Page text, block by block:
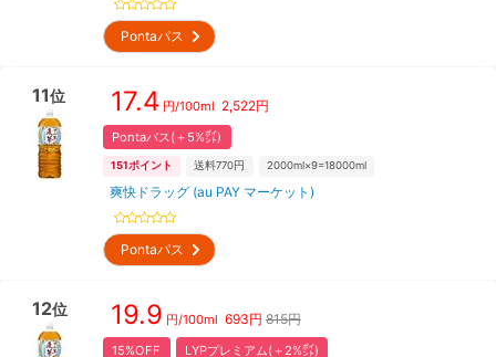
Pontaパス
11位 17.4 円/100ml 2,522円
Pontaパス(＋5%㌽)
151ポイント 送料770円 2000ml×9=18000ml
爽快ドラッグ (au PAY マーケット)
Pontaパス
12位 19.9 円/100ml 693円 815円
15%OFF LYPプレミアム(＋2%㌽)